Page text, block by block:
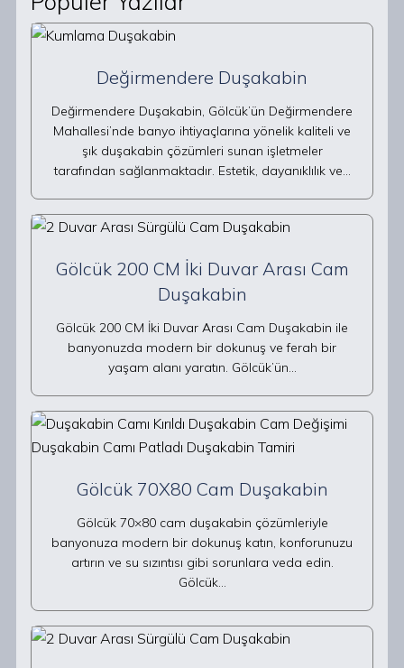
Değirmendere Duşakabin
Değirmendere Duşakabin, Gölcük’ün Değirmendere
Mahallesi’nde banyo ihtiyaçlarına yönelik kaliteli ve
şık duşakabin çözümleri sunan işletmeler
tarafından sağlanmaktadır. Estetik, dayanıklılık ve…
Gölcük 200 CM İki Duvar Arası Cam
Duşakabin
Gölcük 200 CM İki Duvar Arası Cam Duşakabin ile
banyonuzda modern bir dokunuş ve ferah bir
yaşam alanı yaratın. Gölcük’ün…
Gölcük 70X80 Cam Duşakabin
Gölcük 70×80 cam duşakabin çözümleriyle
banyonuza modern bir dokunuş katın, konforunuzu
artırın ve su sızıntısı gibi sorunlara veda edin.
Gölcük…